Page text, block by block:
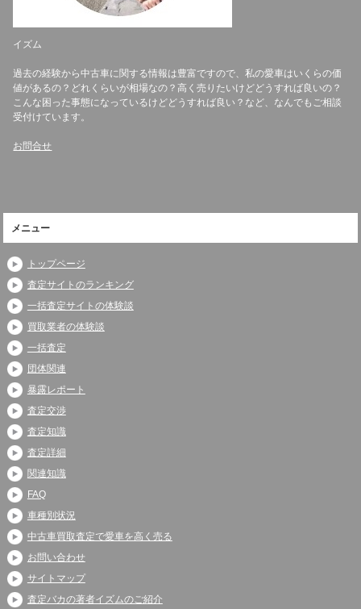
イズム
過去の経験から中古車に関する情報は豊富ですので、私の愛車はいくらの価
値があるの？どれくらいが相場なの？高く売りたいけどどうすれば良いの？
こんな困った事態になっているけどどうすれば良い？など、なんでもご相談
受付けています。
お問合せ
メニュー
トップページ
査定サイトのランキング
一括査定サイトの体験談
買取業者の体験談
一括査定
団体関連
暴露レポート
査定交渉
査定知識
査定詳細
関連知識
FAQ
車種別状況
中古車買取査定で愛車を高く売る
お問い合わせ
サイトマップ
査定バカの著者イズムのご紹介